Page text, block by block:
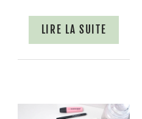
LIRE LA SUITE